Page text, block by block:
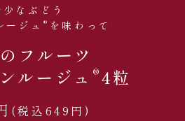
少なぶどう
ージュ® を味わって
フルーツ
ルージュ ®4粒
(税込649円)